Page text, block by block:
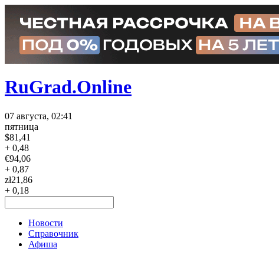
RuGrad.Online
07 августа, 02:41
пятница
$81,41
+ 0,48
€94,06
+ 0,87
zł21,86
+ 0,18
Новости
Справочник
Афиша